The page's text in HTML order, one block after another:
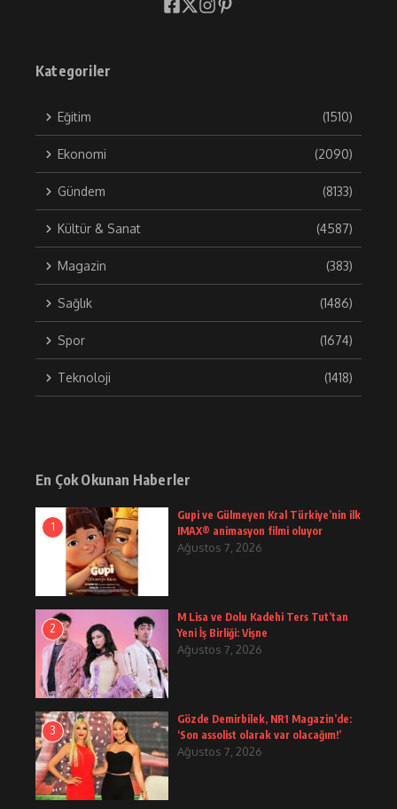
Kategoriler
Eğitim (1510)
Ekonomi (2090)
Gündem (8133)
Kültür & Sanat (4587)
Magazin (383)
Sağlık (1486)
Spor (1674)
Teknoloji (1418)
En Çok Okunan Haberler
1
Gupi ve Gülmeyen Kral Türkiye’nin ilk
IMAX® animasyon filmi oluyor
Ağustos 7, 2026
2
M Lisa ve Dolu Kadehi Ters Tut’tan
Yeni İş Birliği: Vişne
Ağustos 7, 2026
3
Gözde Demirbilek, NR1 Magazin’de:
‘Son assolist olarak var olacağım!’
Ağustos 7, 2026